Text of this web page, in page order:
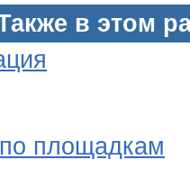
в этом
площадкам